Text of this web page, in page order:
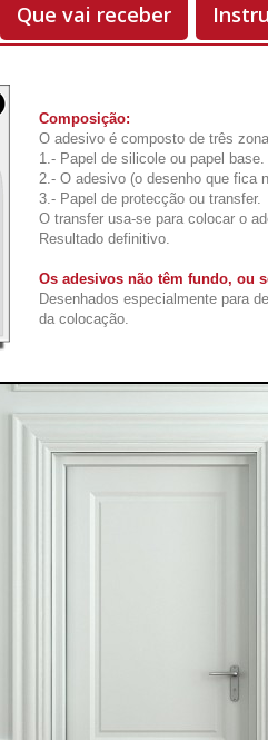
Que vai receber
Composição:
O adesivo é composto de três
1.- Papel de silicole ou papel base.
2.- O adesivo (o desenho que fica
3.- Papel de protecção ou transfer.
O transfer usa-se para colocar o
Resultado definitivo.
Os adesivos não têm fundo, ou
Desenhados especialmente para
da colocação.